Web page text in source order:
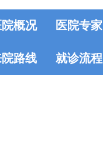
院概况 医院专家
路线 就诊流程